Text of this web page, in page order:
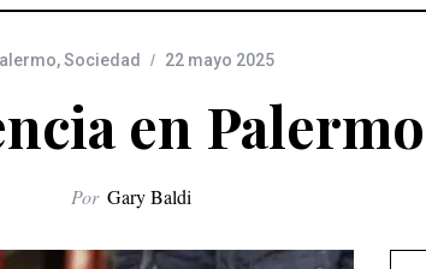
,Sociedad 22 mayo 2025
en Palermo
Por Gary Baldi